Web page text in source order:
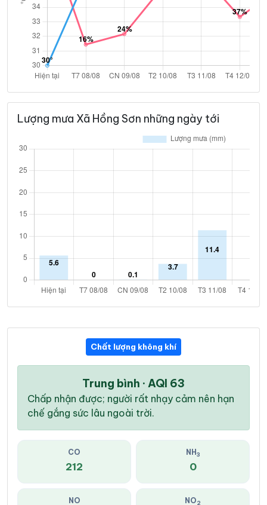
Lượng mưa Xã Hồng Sơn những ngày tới
Chất lượng không khí
Trung bình · AQI 63
Chấp nhận được; người rất nhạy cảm nên hạn
chế gắng sức lâu ngoài trời.
CO
212
NH 3
0
NO NO2